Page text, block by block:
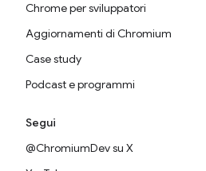
Chrome per sviluppatori
Aggiornamenti di Chromium
Case study
Podcast e programmi
Segui
@ChromiumDev su X